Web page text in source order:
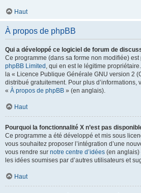
Haut
À propos de phpBB
Qui a développé ce logiciel de forum de
Ce programme (dans sa forme non modifiée)
phpBB Limited , qui en est le légitime
la « Licence Publique Générale GNU version 2
distribué gratuitement. Pour plus d’informations,
« À propos de phpBB » (en anglais).
Haut
Pourquoi la fonctionnalité X n’est pas
Ce programme a été développé et mis sous
vous souhaitez proposer l’intégration d’une
vous rendre sur notre centre d’idées (en anglais)
les idées soumises par d’autres utilisateurs et
Haut